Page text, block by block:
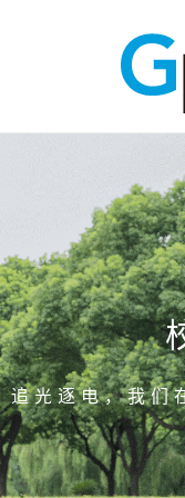
追光逐电，我们